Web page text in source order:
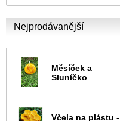
Nejprodávanější
Měsíček a
Sluníčko
Včela na plástu -